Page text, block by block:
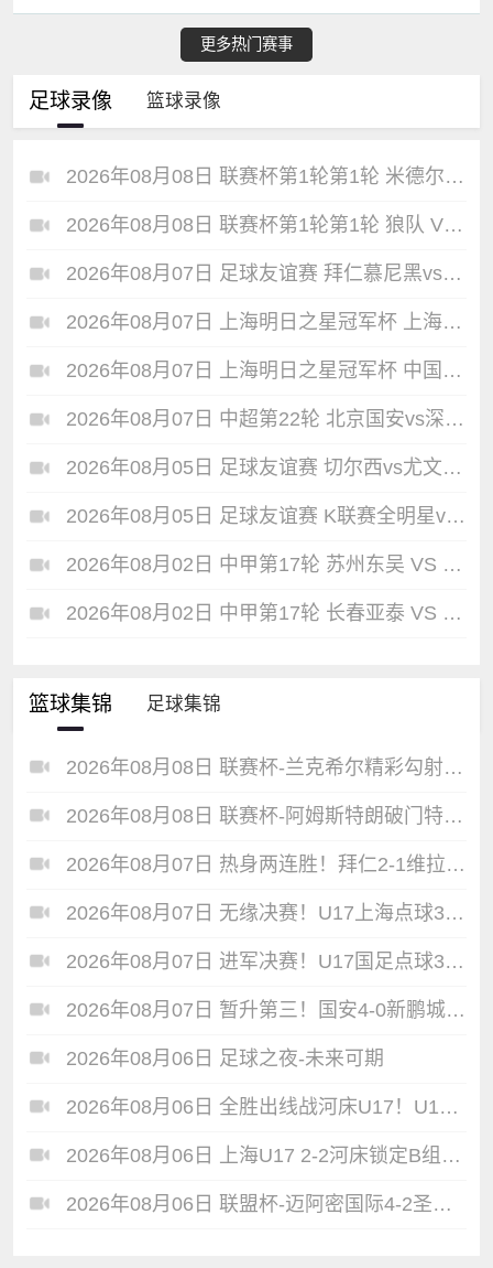
更多热门赛事
足球录像 篮球录像
2026年08月08日 联赛杯第1轮第1轮 米德尔斯堡 VS 雷克瑟姆 全场录像
2026年08月08日 联赛杯第1轮第1轮 狼队 VS 维尔港 全场录像
2026年08月07日 足球友谊赛 拜仁慕尼黑vs阿斯顿维拉 全场录像
2026年08月07日 上海明日之星冠军杯 上海U17 VS 阿森纳U17 全场录像
2026年08月07日 上海明日之星冠军杯 中国男足U17 VS 河床U17 全场录像
2026年08月07日 中超第22轮 北京国安vs深圳新鹏城 全场录像
2026年08月05日 足球友谊赛 切尔西vs尤文图斯 全场录像
2026年08月05日 足球友谊赛 K联赛全明星vs曼城 全场录像
2026年08月02日 中甲第17轮 苏州东吴 VS 梅州客家 全场录像
2026年08月02日 中甲第17轮 长春亚泰 VS 石家庄功夫 全场录像
篮球集锦 足球集锦
2026年08月08日 联赛杯-兰克希尔精彩勾射破门 米德尔斯堡1-0雷克瑟姆
2026年08月08日 联赛杯-阿姆斯特朗破门特林达德建功 狼队3-0维尔港
2026年08月07日 热身两连胜！拜仁2-1维拉 金玟哉戈麦斯破门迪亚斯替补建功
2026年08月07日 无缘决赛！U17上海点球3-4枪手U17 李秋甫、李文博失点王启戎扑点
2026年08月07日 进军决赛！U17国足点球3-1河床U17将战阿森纳 江宇涵替补两扑点
2026年08月07日 暂升第三！国安4-0新鹏城7轮不败 张玉宁传射达万双响法比奥破门
2026年08月06日 足球之夜-未来可期
2026年08月06日 全胜出线战河床U17！U17国足2-1十人药厂U17 赵松源登场1分钟传射
2026年08月06日 上海U17 2-2河床锁定B组第1 吕孟洋点射阿布力米破门 将战A组第2
2026年08月06日 联盟杯-迈阿密国际4-2圣路易斯 梅西2射1传 阿伦助攻戴帽